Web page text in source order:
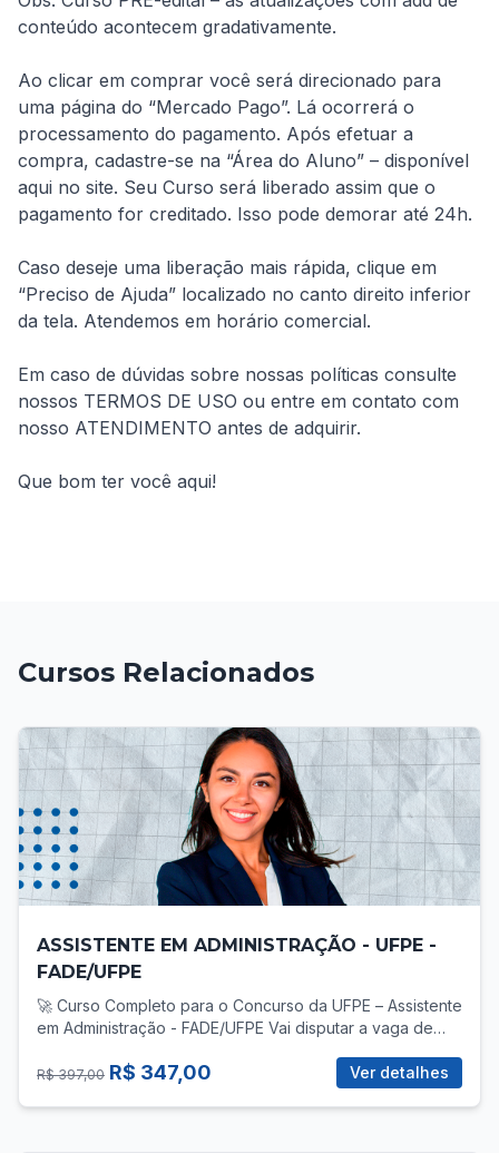
conteúdo acontecem gradativamente.
Ao clicar em comprar você será direcionado para
uma página do “Mercado Pago”. Lá ocorrerá o
processamento do pagamento. Após efetuar a
compra, cadastre-se na “Área do Aluno” – disponível
aqui no site. Seu Curso será liberado assim que o
pagamento for creditado. Isso pode demorar até 24h.
Caso deseje uma liberação mais rápida, clique em
“Preciso de Ajuda” localizado no canto direito inferior
da tela. Atendemos em horário comercial.
Em caso de dúvidas sobre nossas políticas consulte
nossos TERMOS DE USO ou entre em contato com
nosso ATENDIMENTO antes de adquirir.
Que bom ter você aqui!
Cursos Relacionados
ASSISTENTE EM ADMINISTRAÇÃO - UFPE -
FADE/UFPE
🚀 Curso Completo para o Concurso da UFPE – Assistente
em Administração - FADE/UFPE Vai disputar a vaga de
você precisa de uma preparação direcionada, com foco
total no que realmente cobra! 📚 O que você vai
R$ 397,00 R$ 347,00 Ver detalhes